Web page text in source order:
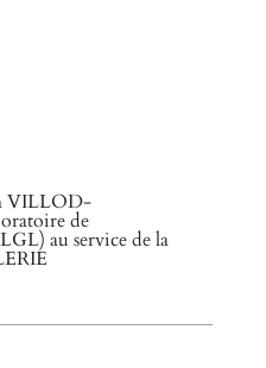
VILLOD-
de
au service de la